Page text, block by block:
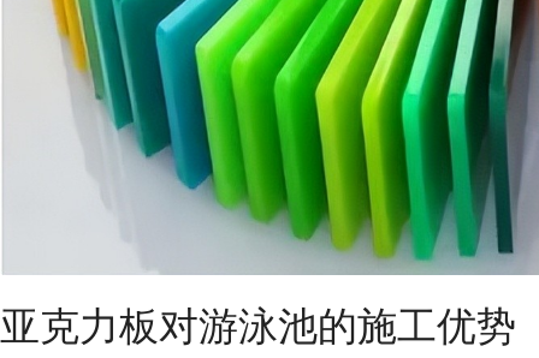
亚克力板对游泳池的施工优势